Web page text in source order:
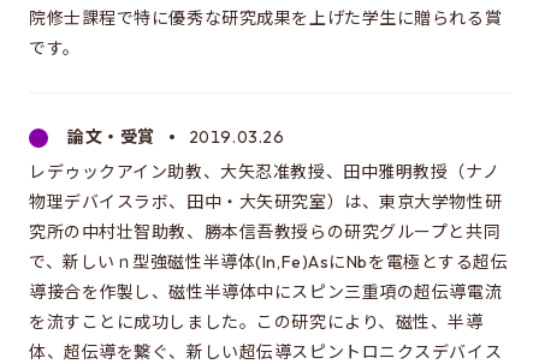
これは大学院のサイトです
EEIC（学部）はこちら
院修士課程で特に優秀な研究成果を上げた学生に贈られる賞
です。
論文・受賞
2019.03.26
レデゥックアイン助教、大矢忍准教授、田中雅明教授（ナノ
物理デバイスラボ、田中・大矢研究室）は、東京大学物性研
究所の中村壮智助教、勝本信吾教授らの研究グループと共同
で、新しいｎ型強磁性半導体(In,Fe)AsにNbを電極とする超伝
導接合を作製し、磁性半導体中にスピン三重項の超伝導電流
を流すことに成功しました。この研究により、磁性、半導
体、超伝導を繋ぐ、新しい超伝導スピントロニクスデバイス